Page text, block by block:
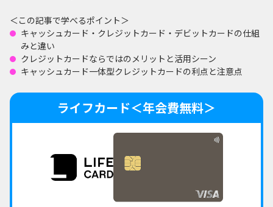
＜この記事で学べるポイント＞
キャッシュカード・クレジットカード・デビットカードの仕組
みと違い
クレジットカードならではのメリットと活用シーン
キャッシュカード一体型クレジットカードの利点と注意点
ライフカード＜年会費無料＞